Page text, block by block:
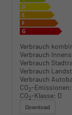
Verbrauch
Verbrauch
Verbrauch
Verbrauch
Verbrauch
CO2-Emissionen:
CO2-Klasse: D
Download